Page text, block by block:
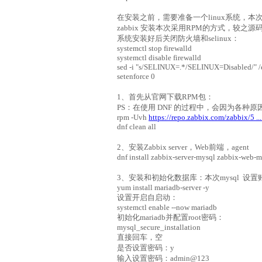
在安装之前，需要准备一个linux系统，本
zabbix 安装本次采用RPM的方式，较之源
系统安装好后关闭防火墙和selinux：
systemctl stop firewalld
systemctl disable firewalld
sed -i "s/SELINUX=.*/SELINUX=Disabled/"
setenforce 0
1、首先从官网下载RPM包：
PS：在使用 DNF 的过程中，会因为各种
rpm -Uvh https://repo.zabbix.com/zabbix/5
dnf clean all
2、安装Zabbix server，Web前端，agent
dnf install zabbix-server-mysql zabbix-web-
3、安装和初始化数据库：本次mysql 设置
yum install mariadb-server -y
设置开启自启动：
systemctl enable --now mariadb
初始化mariadb并配置root密码：
mysql_secure_installation
直接回车，空
是否设置密码：y
输入设置密码：admin@123